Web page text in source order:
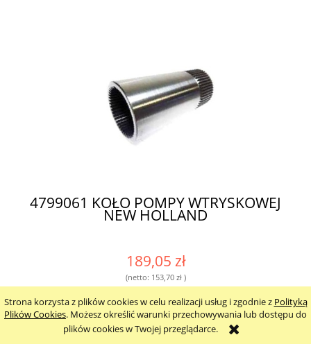
Strona korzysta z plików cookies w celu realizacji usług i zgodnie z Polityką
Plików Cookies. Możesz określić warunki przechowywania lub dostępu do
plików cookies w Twojej przeglądarce.
4799061 KOŁO POMPY WTRYSKOWEJ
NEW HOLLAND
189,05 zł
(netto: 153,70 zł)
do koszyka